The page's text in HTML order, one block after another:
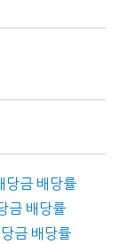
당금 배당률
금 배당률
금 배당률